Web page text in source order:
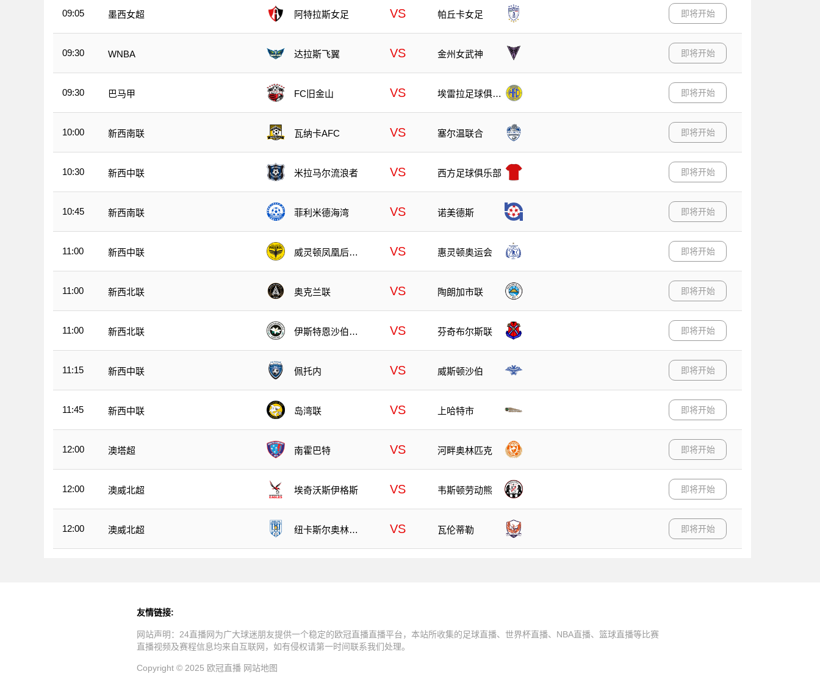
09:05 墨西女超 阿特拉斯女足 VS 帕丘卡女足 即将开始
09:30 WNBA 达拉斯飞翼 VS 金州女武神 即将开始
09:30 巴马甲 FC旧金山 VS
埃雷拉足球俱乐
即将开始
10:00 新西南联 瓦纳卡AFC VS 塞尔温联合 即将开始
10:30 新西中联 米拉马尔流浪者 VS 西方足球俱乐部 即将开始
10:45 新西南联 菲利米德海湾 VS 诺美德斯 即将开始
11:00 新西中联
威灵顿凤凰后备
VS 惠灵顿奥运会 即将开始
11:00 新西北联 奥克兰联 VS 陶朗加市联 即将开始
11:00 新西北联
伊斯特恩沙伯奥
VS 芬奇布尔斯联 即将开始
11:15 新西中联 佩托内 VS 威斯顿沙伯 即将开始
11:45 新西中联 岛湾联 VS 上哈特市 即将开始
12:00 澳塔超 南霍巴特 VS 河畔奥林匹克 即将开始
12:00 澳威北超 埃奇沃斯伊格斯 VS 韦斯顿劳动熊 即将开始
12:00 澳威北超
纽卡斯尔奥林匹
VS 瓦伦蒂勒 即将开始
友情链接:
网站声明：24直播网为广大球迷朋友提供一个稳定的欧冠直播直播平台，本站所收集的足球直播、世界杯直播、NBA直播、篮球直播等比赛
直播视频及赛程信息均来自互联网，如有侵权请第一时间联系我们处理。
Copyright © 2025 欧冠直播 网站地图